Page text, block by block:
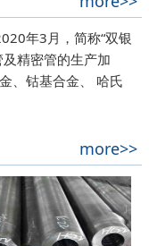
年3月，简称“双银
精密管的生产加
、钴基合金、 哈氏
more>>